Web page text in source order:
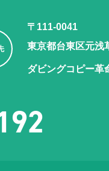
〒111-0041
東京都台東区元浅
ダビングコピー革